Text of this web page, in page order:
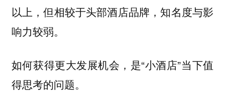
以上，但相较于头部酒店品牌，知名度与影
响力较弱。
如何获得更大发展机会，是“小酒店”当下值
得思考的问题。